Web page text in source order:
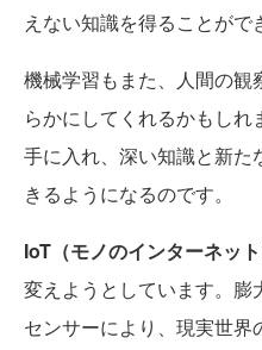
えない知識を得ることがで
機械学習もまた、人間の観
らかにしてくれるかもし
手に入れ、深い知識と新
きるようになるのです。
IoT（モノのインターネット
変えようとしています。膨
センサーにより、現実世界